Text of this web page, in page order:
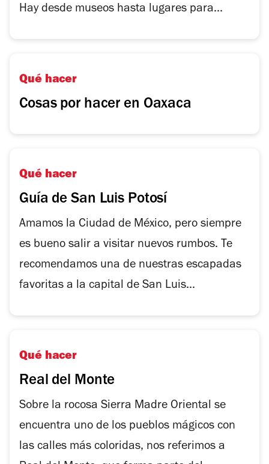
Hay desde museos hasta lugares para...
Qué hacer
Cosas por hacer en Oaxaca
Qué hacer
Guía de San Luis Potosí
Amamos la Ciudad de México, pero siempre
es bueno salir a visitar nuevos rumbos. Te
recomendamos una de nuestras escapadas
favoritas a la capital de San Luis...
Qué hacer
Real del Monte
Sobre la rocosa Sierra Madre Oriental se
encuentra uno de los pueblos mágicos con
las calles más coloridas, nos referimos a